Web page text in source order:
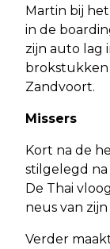
Martin bij
in de
zijn auto lag
brokstukken
Zandvoort.
Missers
Kort na de
stilgelegd na
De Thai
neus van
Verder